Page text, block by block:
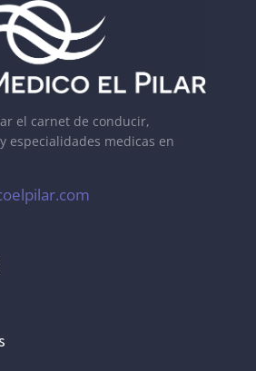
el carnet de conducir,
especialidades medicas en